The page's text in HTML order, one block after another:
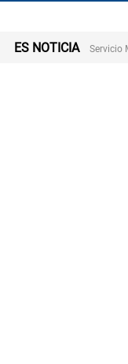
ES NOTICIA Servicio